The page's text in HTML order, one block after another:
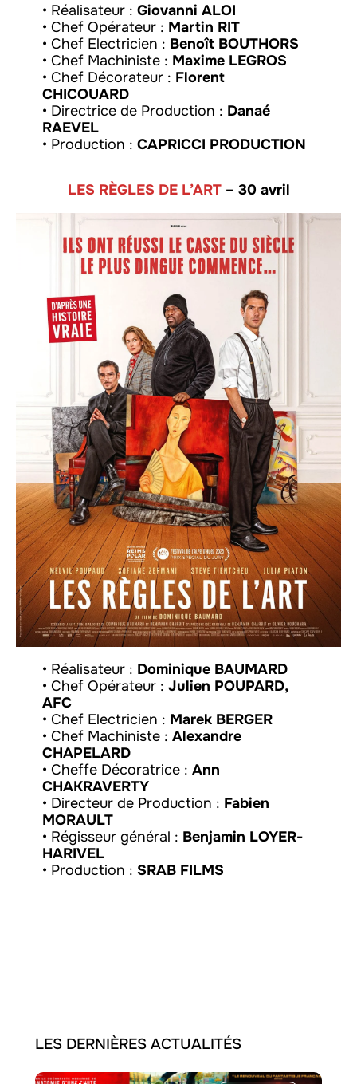
• Réalisateur : Giovanni ALOI
• Chef Opérateur : Martin RIT
• Chef Electricien : Benoît BOUTHORS
• Chef Machiniste : Maxime LEGROS
• Chef Décorateur : Florent
CHICOUARD
• Directrice de Production : Danaé
RAEVEL
• Production : CAPRICCI PRODUCTION
LES RÈGLES DE L’ART– 30 avril
• Réalisateur : Dominique BAUMARD
• Chef Opérateur : Julien POUPARD,
AFC
• Chef Electricien : Marek BERGER
• Chef Machiniste : Alexandre
CHAPELARD
• Cheffe Décoratrice : Ann
CHAKRAVERTY
• Directeur de Production : Fabien
MORAULT
• Régisseur général : Benjamin LOYER-
HARIVEL
• Production : SRAB FILMS
LES DERNIÈRES ACTUALITÉS